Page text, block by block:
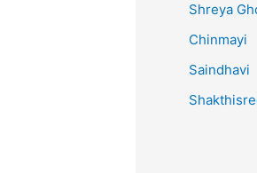
Shreya
Chinmayi
Saindhavi